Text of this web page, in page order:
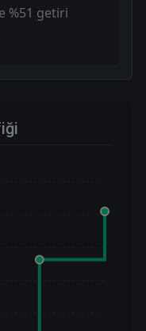
%51 getiri